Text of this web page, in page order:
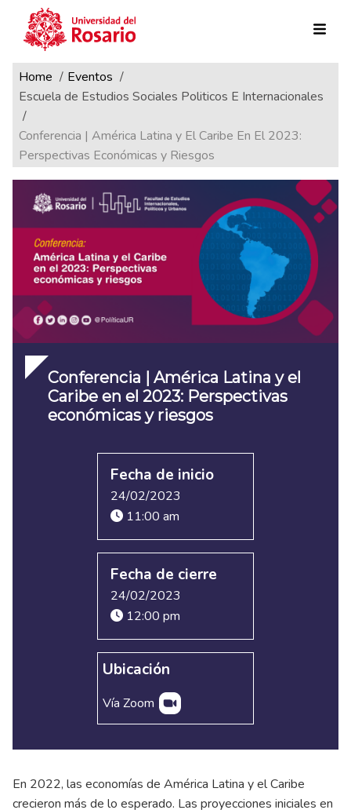
Pasar al contenido principal
Ruta de navegación
Home
Eventos
Escuela de Estudios Sociales Politicos E Internacionales
Conferencia | América Latina y El Caribe En El 2023:
Perspectivas Económicas y Riesgos
Conferencia | América Latina y el
Caribe en el 2023: Perspectivas
económicas y riesgos
Fecha de inicio
24/02/2023
11:00 am
Fecha de cierre
24/02/2023
12:00 pm
Ubicación
Vía Zoom
En 2022, las economías de América Latina y el Caribe
crecieron más de lo esperado. Las proyecciones iniciales en